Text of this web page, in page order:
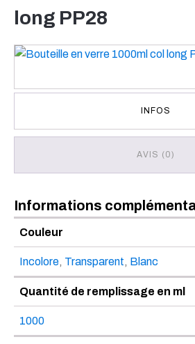
long PP28
INFOS
AVIS (0)
Informations
Couleur
Incolore, Transparent, Blanc
Quantité de remplissage en ml
1000